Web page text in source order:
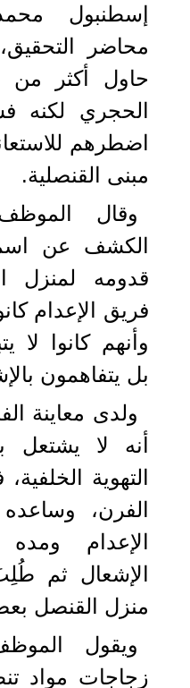
إسطنبول
محاضر
حاول أكثر من
الحجري لكنه
اضطرهم
مبنى القنصلية.
وقال
الكشف عن
قدومه لمنزل
فريق الإعدام
وأنهم كانوا لا
بل يتفاهمون
ولدى معاينة
أنه لا يشتعل
التهوية
الفرن،
الإعدام
الإشعال ثم
منزل القنصل
ويقول
زجاجات مواد